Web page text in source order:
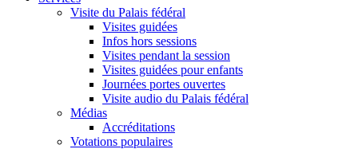
Visite du Palais fédéral
Visites guidées
Infos hors sessions
Visites pendant la session
Visites guidées pour enfants
Journées portes ouvertes
Visite audio du Palais fédéral
Médias
Accréditations
Votations populaires